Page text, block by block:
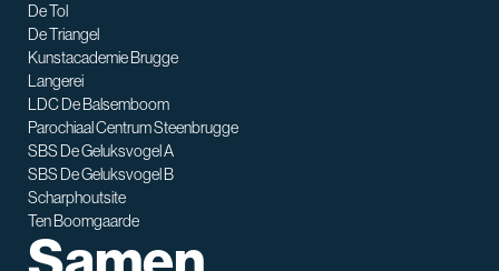
De Tol
De Triangel
Kunstacademie Brugge
Langerei
LDC De Balsemboom
Parochiaal Centrum Steenbrugge
SBS De Geluksvogel A
SBS De Geluksvogel B
Scharphoutsite
Ten Boomgaarde
SNT assistent
Waarmee kan ik je helpen?